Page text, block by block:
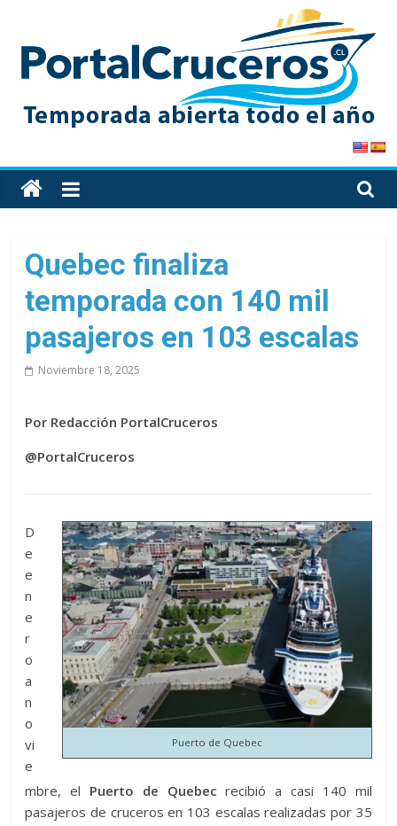
content
PortalCruceros
Toda
la
de
cruceros
en
solo
sitio
Quebec finaliza
temporada con 140 mil
pasajeros en 103 escalas
Noviembre 18, 2025
Por Redacción PortalCruceros
@PortalCruceros
Puerto de Quebec
D
e
e
n
e
r
o
a
n
o
vi
e
mbre, el Puerto de Quebec recibió a casi 140 mil
pasajeros de cruceros en 103 escalas realizadas por 35